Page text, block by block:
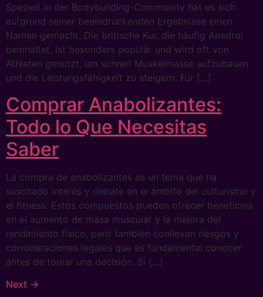
Speziell in der Bodybuilding-Community hat es sich
aufgrund seiner beeindruckenden Ergebnisse einen
Namen gemacht. Die britische Kur, die häufig Anadrol
beinhaltet, ist besonders populär und wird oft von
Athleten genutzt, um schnell Muskelmasse aufzubauen
und die Leistungsfähigkeit zu steigern. Für […]
Comprar Anabolizantes:
Todo lo Que Necesitas
Saber
La compra de anabolizantes es un tema que ha
suscitado interés y debate en el ámbito del culturismo y
el fitness. Estos compuestos pueden ofrecer beneficios
en el aumento de masa muscular y la mejora del
rendimiento físico, pero también conllevan riesgos y
consideraciones legales que es fundamental conocer
antes de tomar una decisión. Si […]
Next →